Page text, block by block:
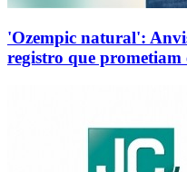
'Ozempic natural':
registro que prometiam